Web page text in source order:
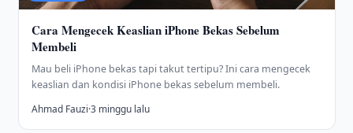
Cara Mengecek Keaslian iPhone Bekas Sebelum
Membeli
Mau beli iPhone bekas tapi takut tertipu? Ini cara mengecek
keaslian dan kondisi iPhone bekas sebelum membeli.
Ahmad Fauzi·3 minggu lalu